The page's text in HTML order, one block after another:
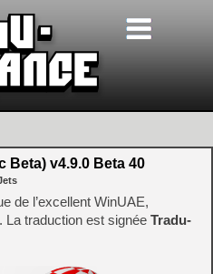
Beta) v4.9.0 Beta 40
de l’excellent WinUAE,
La traduction est signée Tradu-